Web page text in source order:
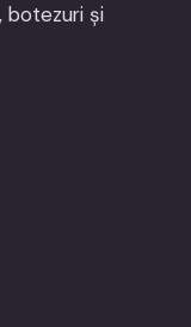
botezuri și